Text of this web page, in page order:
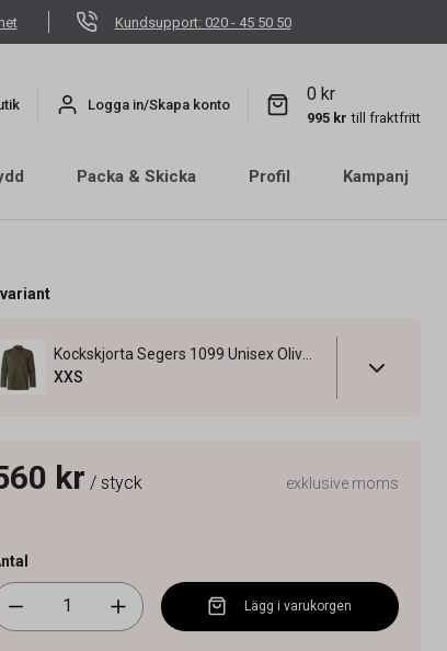
Kundsupport: 020 - 45 50 50
Logga in/Skapa konto
0 kr
995 kr till fraktfritt
Packa & Skicka Profil
Kampanj
Kockskjorta Segers 1099 Unisex Olivgrön XXS
XXS
kr / styck exklusive moms
Lägg i varukorgen